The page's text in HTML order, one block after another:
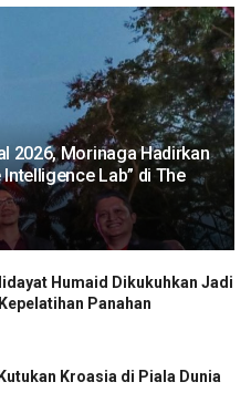
2026, Morinaga Hadirkan
Lab” di The
Humaid Dikukuhkan Jadi
Panahan
Kroasia di Piala Dunia